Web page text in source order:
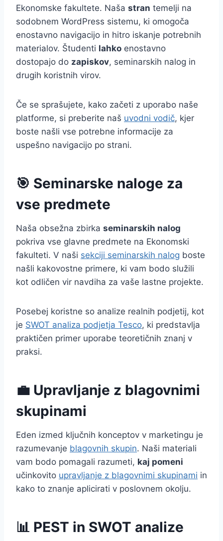
Ekonomske fakultete. Naša stran temelji na
sodobnem WordPress sistemu, ki omogoča
enostavno navigacijo in hitro iskanje potrebnih
materialov. Študenti lahko enostavno
dostopajo do zapiskov, seminarskih nalog in
drugih koristnih virov.
Če se sprašujete, kako začeti z uporabo naše
platforme, si preberite naš uvodni vodič, kjer
boste našli vse potrebne informacije za
uspešno navigacijo po strani.
🎯 Seminarske naloge za
vse predmete
Naša obsežna zbirka seminarskih nalog
pokriva vse glavne predmete na Ekonomski
fakulteti. V naši sekciji seminarskih nalog boste
našli kakovostne primere, ki vam bodo služili
kot odličen vir navdiha za vaše lastne projekte.
Posebej koristne so analize realnih podjetij, kot
je SWOT analiza podjetja Tesco, ki predstavlja
praktičen primer uporabe teoretičnih znanj v
praksi.
💼 Upravljanje z blagovnimi
skupinami
Eden izmed ključnih konceptov v marketingu je
razumevanje blagovnih skupin. Naši materiali
vam bodo pomagali razumeti, kaj pomeni
učinkovito upravljanje z blagovnimi skupinami in
kako to znanje aplicirati v poslovnem okolju.
📊 PEST in SWOT analize